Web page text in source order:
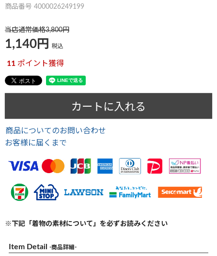
商品番号 4000026249199
当店通常価格3,800
1,140 税込
11 ポイント獲得
カートに入れる
商品についてのお問い合わせ
お客様に届くまで
※下記「着物の素材について」を必ずお読みください
Item Detail -商品詳細-